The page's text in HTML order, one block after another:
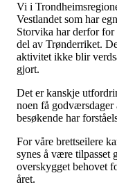
Vi i
Vestlandet som har
Storvika har derfor
del av Trønderriket.
aktivitet ikke blir
gjort.
Det er kanskje
noen få godværsdager
besøkende har
For våre brettseilere
synes å være tilpasset
overskygget behovet
året.